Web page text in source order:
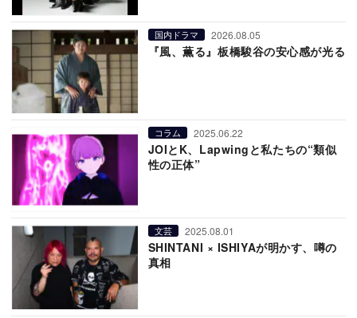
国内ドラマ 2026.08.05
『風、薫る』板橋駿谷の安心感が光る
コラム 2025.06.22
JOIとK、Lapwingと私たちの“類似
性の正体”
文芸 2025.08.01
SHINTANI × ISHIYAが明かす、噂の
真相